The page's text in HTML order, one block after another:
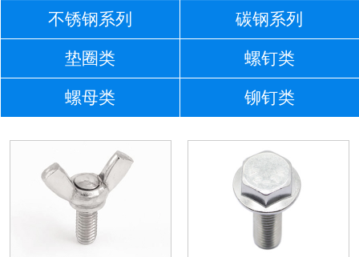
不锈钢系列 碳钢系列
垫圈类 螺钉类
螺母类 铆钉类